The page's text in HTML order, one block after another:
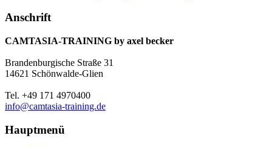
Anschrift
CAMTASIA-TRAINING by axel becker
Brandenburgische Straße 31
14621 Schönwalde-Glien
Tel. +49 171 4970400
info@camtasia-training.de
Hauptmenü